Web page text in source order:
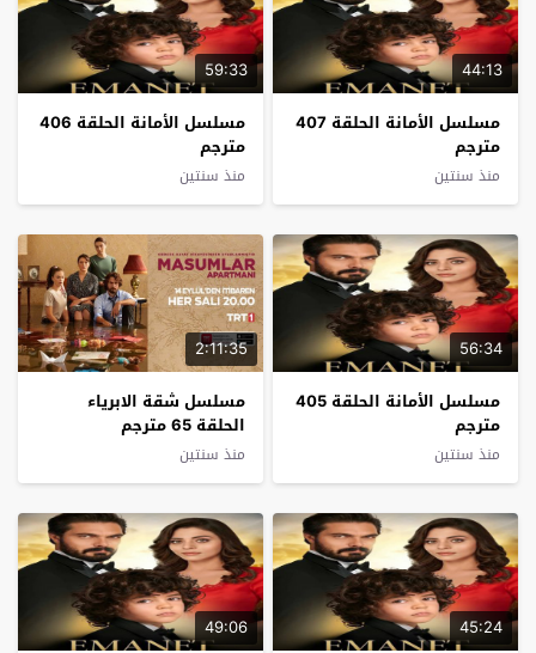
44:13
مسلسل الأمانة الحلقة 407
مترجم
منذ سنتين
59:33
مسلسل الأمانة الحلقة 406
مترجم
منذ سنتين
56:34
مسلسل الأمانة الحلقة 405
مترجم
منذ سنتين
2:11:35
مسلسل شقة الابرياء
الحلقة 65 مترجم
منذ سنتين
45:24
49:06